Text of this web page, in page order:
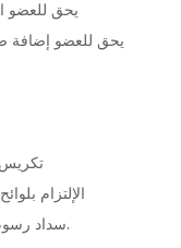
7.4 يحق
8.1
8.2 الإلتزام
8.3 سداد رسوم العضوية المقررة في التاريخ المحدد لذلك.